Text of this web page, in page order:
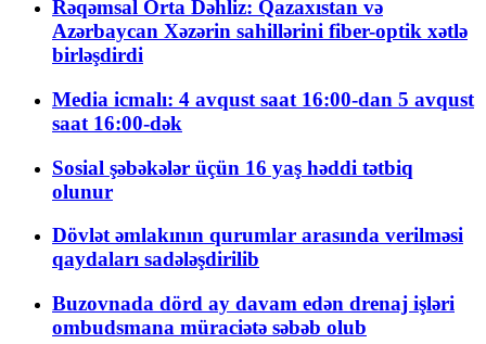
Rəqəmsal Orta Dəhliz: Qazaxıstan və
Azərbaycan Xəzərin sahillərini fiber-optik xətlə
birləşdirdi
Media icmalı: 4 avqust saat 16:00-dan 5 avqust
saat 16:00-dək
Sosial şəbəkələr üçün 16 yaş həddi tətbiq
olunur
Dövlət əmlakının qurumlar arasında verilməsi
qaydaları sadələşdirilib
Buzovnada dörd ay davam edən drenaj işləri
ombudsmana müraciətə səbəb olub